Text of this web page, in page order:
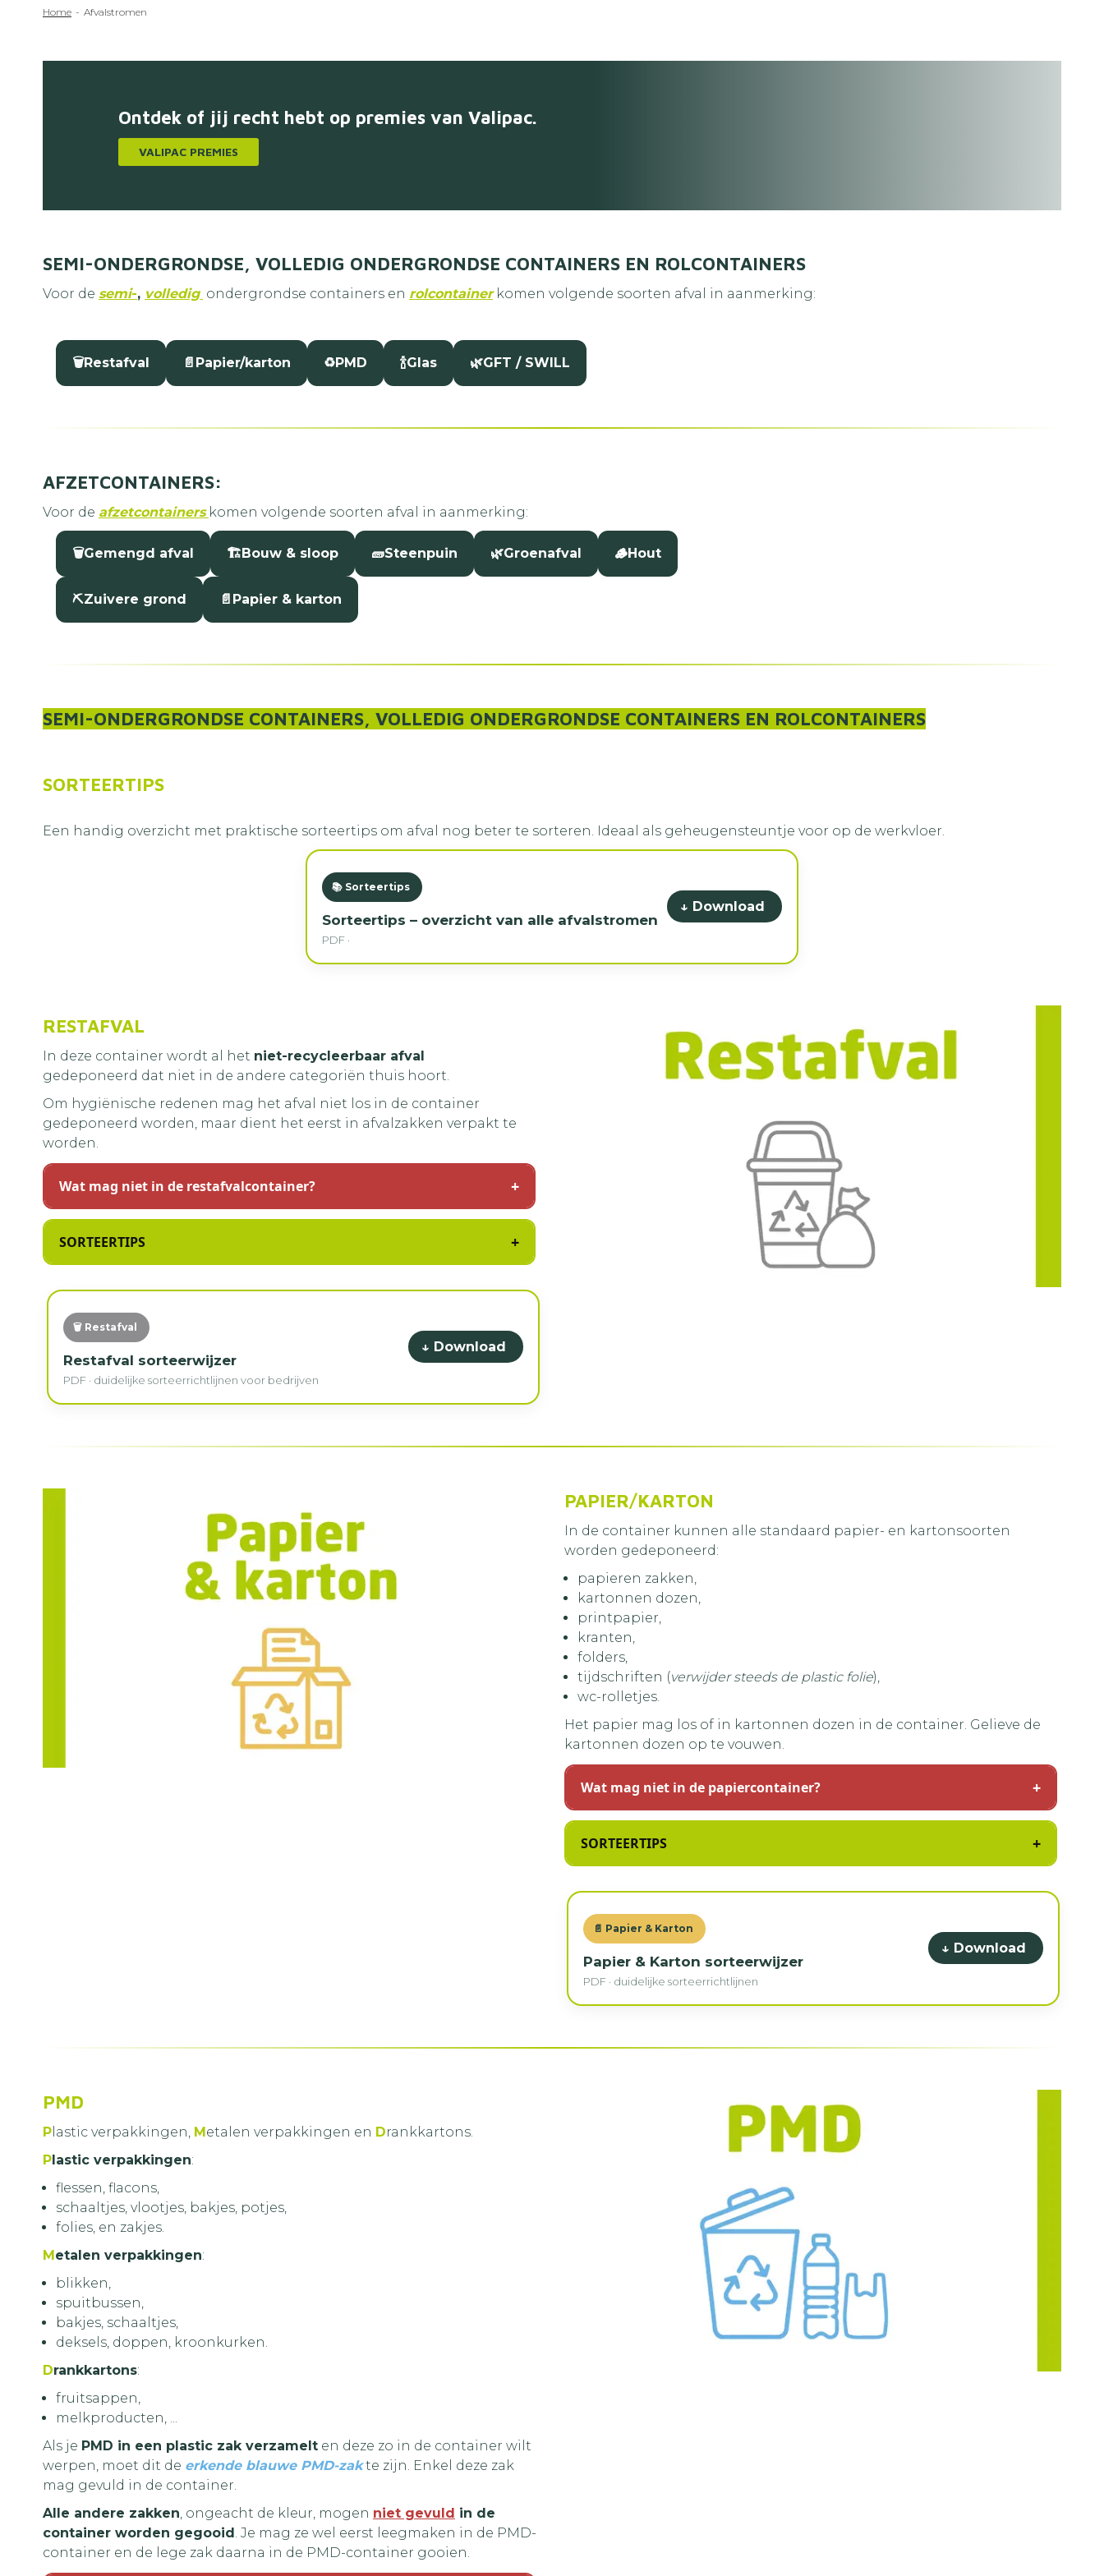
Kruimelpad
Home Afvalstromen
Ontdek of jij recht hebt op premies van Valipac.
VALIPAC PREMIES
SEMI-ONDERGRONDSE, VOLLEDIG ONDERGRONDSE CONTAINERS EN ROLCONTAINERS
Voor de semi-, volledig ondergrondse containers en rolcontainerkomen volgende soorten afval in aanmerking:
🗑️Restafval 📄 Papier/karton ♻️PMD 🍾Glas 🌿GFT / SWILL
AFZETCONTAINERS:
Voor de afzetcontainers komen volgende soorten afval in aanmerking:
🗑️Gemengd afval 🏗️Bouw & sloop 🧱Steenpuin 🌿Groenafval 🪵Hout
⛏️Zuivere grond 📄 Papier & karton
SEMI-ONDERGRONDSE CONTAINERS, VOLLEDIG ONDERGRONDSE CONTAINERS EN ROLCONTAINERS
SORTEERTIPS
Een handig overzicht met praktische sorteertips om afval nog beter te sorteren. Ideaal als geheugensteuntje voor op de werkvloer.
📚 Sorteertips
Sorteertips – overzicht van alle afvalstromen
PDF ·
↓ Download
RESTAFVAL
In deze container wordt al het niet-recycleerbaar afval
gedeponeerd dat niet in de andere categoriën thuis hoort.
Om hygiënische redenen mag het afval niet los in de container
gedeponeerd worden, maar dient het eerst in afvalzakken verpakt te
worden.
Wat mag niet in de restafvalcontainer?
SORTEERTIPS
🗑 Restafval
Restafval sorteerwijzer
PDF · duidelijke sorteerrichtlijnen voor bedrijven
↓ Download
PAPIER/KARTON
In de container kunnen alle standaard papier- en kartonsoorten
worden gedeponeerd:
papieren zakken,
kartonnen dozen,
printpapier,
kranten,
folders,
tijdschriften (verwijder steeds de plastic folie),
wc-rolletjes.
Het papier mag los of in kartonnen dozen in de container. Gelieve de
kartonnen dozen op te vouwen.
Wat mag niet in de papiercontainer?
SORTEERTIPS
📄 Papier & Karton
Papier & Karton sorteerwijzer
PDF · duidelijke sorteerrichtlijnen
↓ Download
PMD
P lastic verpakkingen, Metalen verpakkingen en Drankkartons.
Plastic verpakkingen:
flessen, flacons,
schaaltjes, vlootjes, bakjes, potjes,
folies, en zakjes.
Metalen verpakkingen:
blikken,
spuitbussen,
bakjes, schaaltjes,
deksels, doppen, kroonkurken.
Drankkartons:
fruitsappen,
melkproducten, ...
Als je PMD in een plastic zak verzamelt en deze zo in de container wilt
werpen, moet dit de erkende blauwe PMD-zakte zijn. Enkel deze zak
mag gevuld in de container.
Alle andere zakken, ongeacht de kleur, mogen niet gevuld in de
container worden gegooid. Je mag ze wel eerst leegmaken in de PMD-
container en de lege zak daarna in de PMD-container gooien.